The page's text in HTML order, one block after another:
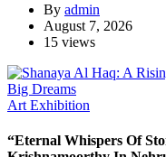
By admin
August 7, 2026
15 views
Art Exhibition
“Eternal Whispers Of